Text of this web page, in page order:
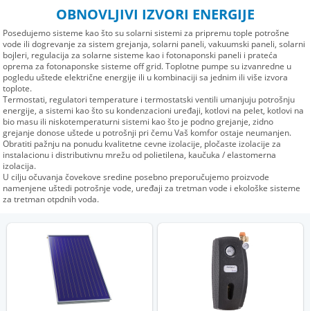
OBNOVLJIVI IZVORI ENERGIJE
Posedujemo sisteme kao što su solarni sistemi za pripremu tople potrošne
vode ili dogrevanje za sistem grejanja, solarni paneli, vakuumski paneli, solarni
bojleri, regulacija za solarne sisteme kao i fotonaponski paneli i prateća
oprema za fotonaponske sisteme off grid. Toplotne pumpe su izvanredne u
pogledu uštede električne energije ili u kombinaciji sa jednim ili više izvora
toplote.
Termostati, regulatori temperature i termostatski ventili umanjuju potrošnju
energije, a sistemi kao što su kondenzacioni uređaji, kotlovi na pelet, kotlovi na
bio masu ili niskotemperaturni sistemi kao što je podno grejanje, zidno
grejanje donose uštede u potrošnji pri čemu Vaš komfor ostaje neumanjen.
Obratiti pažnju na ponudu kvalitetne cevne izolacije, pločaste izolacije za
instalacionu i distributivnu mrežu od polietilena, kaučuka / elastomerna
izolacija.
U cilju očuvanja čovekove sredine posebno preporučujemo proizvode
namenjene uštedi potrošnje vode, uređaji za tretman vode i ekološke sisteme
za tretman otpdnih voda.